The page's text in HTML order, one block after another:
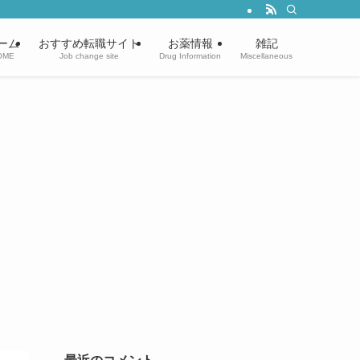
ム おすすめ転職サイト
Job change site
お薬情報
Drug Information
雑記
Miscellaneous